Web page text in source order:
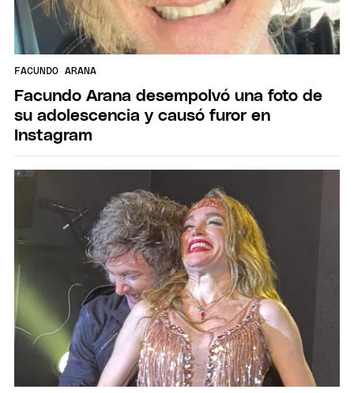
FACUNDO ARANA
Facundo Arana desempolvó una foto de
su adolescencia y causó furor en
Instagram